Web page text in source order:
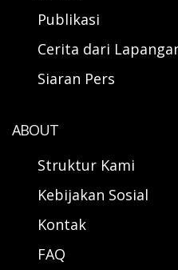
Publikasi
Cerita dari
Siaran Pers
ABOUT
Struktur Kami
Kebijakan Sosial
Kontak
FAQ